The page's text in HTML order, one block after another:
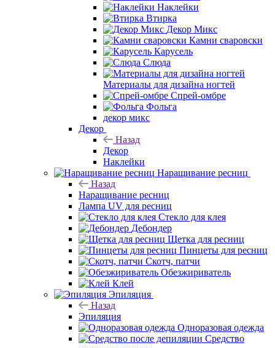
Наклейки
Втирка
Декор Микс
Камни сваровски
Карусель
Слюда
Материалы для дизайна ногтей
Спрей-омбре
Фольга
декор микс
Декор
Назад
Декор
Наклейки
Наращивание ресниц
Назад
Наращивание ресниц
Лампа UV для ресниц
Стекло для клея
Дебондер
Щетка для ресниц
Пинцеты для ресниц
Скотч, патчи
Обезжириватель
Клей
Эпиляция
Назад
Эпиляция
Одноразовая одежда
Средство